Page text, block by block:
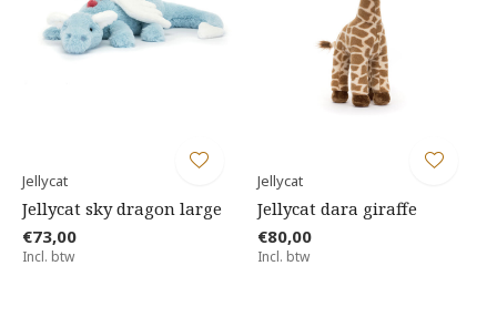
Jellycat
Jellycat sky dragon large
€73,00
Incl. btw
Jellycat
Jellycat dara giraffe
€80,00
Incl. btw